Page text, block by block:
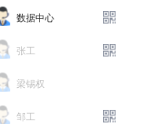
数据中心
张工
梁锡权
邹工